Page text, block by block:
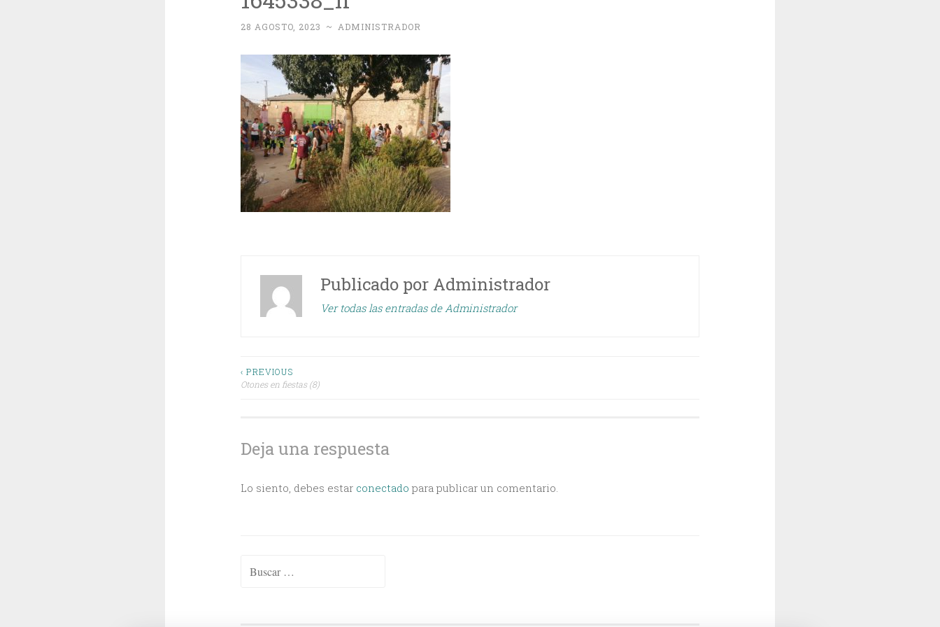
28 AGOSTO, 2023 ~ ADMINISTRADOR
Publicado por Administrador
Ver todas las entradas de Administrador
Navegación
entradas
‹ PREVIOUS
Otones en fiestas (8)
Deja una respuesta
Lo siento, debes estar conectado para publicar un comentario.
Buscar: